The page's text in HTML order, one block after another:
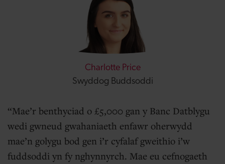
Charlotte Price
Swyddog Buddsoddi
Mae’r benthyciad o £5,000 gan y Banc Datblygu
wedi gwneud gwahaniaeth enfawr oherwydd
mae’n golygu bod gen i’r cyfalaf gweithio i’w
fuddsoddi yn fy nghynnyrch. Mae eu cefnogaeth